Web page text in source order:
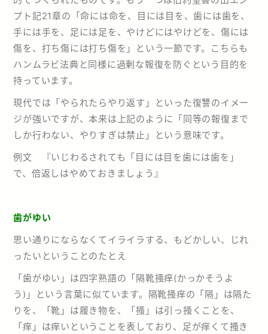
プト記21章の「命には命を、目には目を、歯には歯を、
手には手を、足には足を、やけどにはやけどを、傷には
傷を、打ち傷には打ち傷を」という一節です。こちらも
ハンムラビ法典と同様に過剰な報復を防ぐという目的を
持っています。
現代では「やられたらやり返す」といった復讐のイメー
ジが強いですが、本来は上記のように「同等の報復まで
しか行わない、やりすぎは禁止」という意味です。
例文 『いじわるされても「目には目を歯には歯を」
で、倍返しはやめておきましょう』
歯がゆい
思い通りにならなくてイライラする、もどかしい、じれ
ったいということのたとえ
「歯がゆい」は四字熟語の「隔靴掻痒(かっかそうよ
う)」という言葉に似ています。隔靴掻痒の「隔」は隔た
りを、「靴」は履き物を、「掻」は引っ掻くことを、
「痒」は痒いということを表しており、足が痒くて搔き